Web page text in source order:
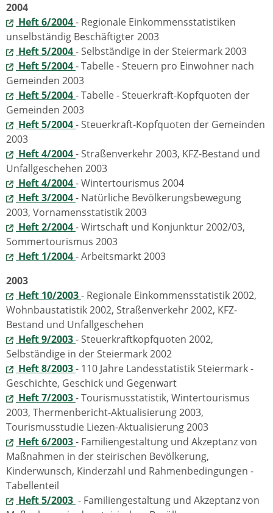
2004
Heft 6/2004- Regionale Einkommensstatistiken
unselbständig Beschäftigter 2003
Heft 5/2004- Selbständige in der Steiermark 2003
Heft 5/2004- Tabelle - Steuern pro Einwohner nach
Gemeinden 2003
Heft 5/2004- Tabelle - Steuerkraft-Kopfquoten der
Gemeinden 2003
Heft 5/2004- Steuerkraft-Kopfquoten der Gemeinden
2003
Heft 4/2004- Straßenverkehr 2003, KFZ-Bestand und
Unfallgeschehen 2003
Heft 4/2004- Wintertourismus 2004
Heft 3/2004- Natürliche Bevölkerungsbewegung
2003, Vornamensstatistik 2003
Heft 2/2004- Wirtschaft und Konjunktur 2002/03,
Sommertourismus 2003
Heft 1/2004- Arbeitsmarkt 2003
2003
Heft 10/2003- Regionale Einkommensstatistik 2002,
Wohnbaustatistik 2002, Straßenverkehr 2002, KFZ-
Bestand und Unfallgeschehen
Heft 9/2003- Steuerkraftkopfquoten 2002,
Selbständige in der Steiermark 2002
Heft 8/2003- 110 Jahre Landesstatistik Steiermark -
Geschichte, Geschick und Gegenwart
Heft 7/2003- Tourismusstatistik, Wintertourismus
2003, Thermenbericht-Aktualisierung 2003,
Tourismusstudie Liezen-Aktualisierung 2003
Heft 6/2003- Familiengestaltung und Akzeptanz von
Maßnahmen in der steirischen Bevölkerung,
Kinderwunsch, Kinderzahl und Rahmenbedingungen -
Tabellenteil
Heft 5/2003 - Familiengestaltung und Akzeptanz von